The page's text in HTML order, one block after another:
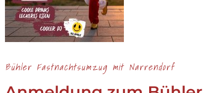
Bühler Fastnachtsumzug mit Narrendorf